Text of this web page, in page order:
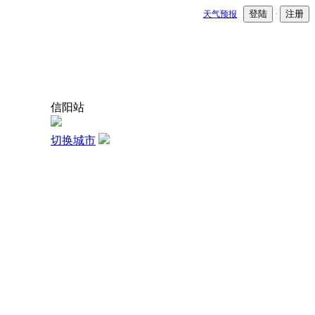
天气预报 登陆 · 注册
信阳站
切换城市